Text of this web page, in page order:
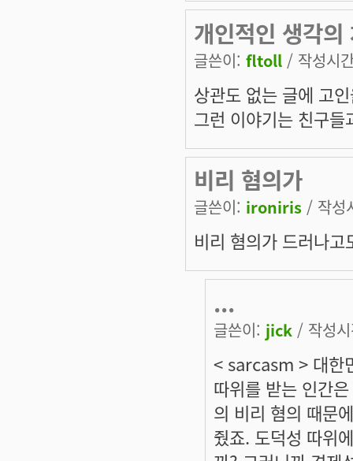
개인적인 생각
글쓴이: fltoll / 작성시
상관도 없는 글에 고
그런 이야기는 친구
비리 혐의가
글쓴이: ironiris / 작성
비리 혐의가 드러나
...
글쓴이: jick / 작성
< sarcasm > 대한
따위를 받는 인간
의 비리 혐의 때문
줬죠. 도덕성 따위